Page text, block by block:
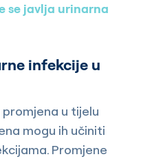
se javlja urinarna
infekcije u
u tijelu
mogu ih učiniti
Promjene